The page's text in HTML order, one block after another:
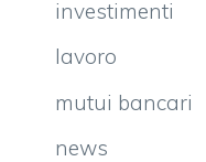
investimenti
lavoro
mutui bancari
news